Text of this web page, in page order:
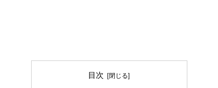
目次